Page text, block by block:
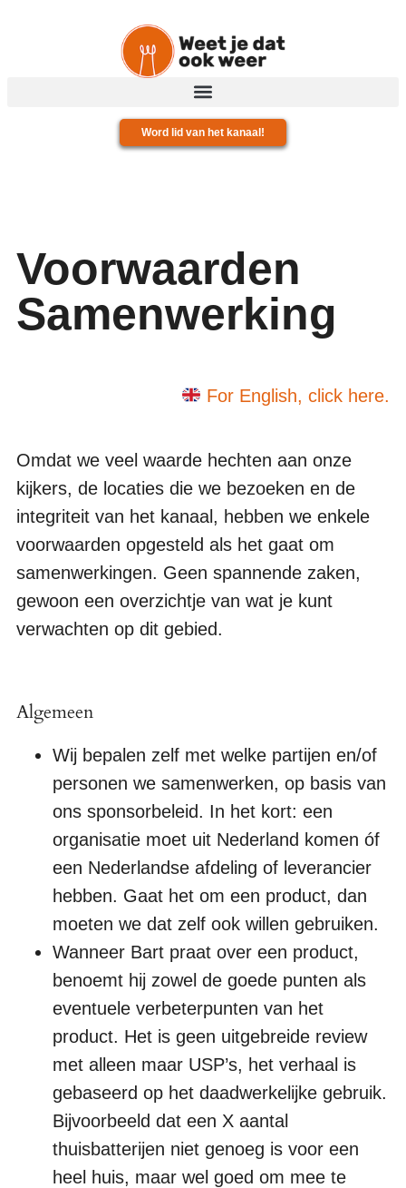
Word lid van het kanaal!
Voorwaarden
Samenwerking
For English, click here.
Omdat we veel waarde hechten aan onze
kijkers, de locaties die we bezoeken en de
integriteit van het kanaal, hebben we enkele
voorwaarden opgesteld als het gaat om
samenwerkingen. Geen spannende zaken,
gewoon een overzichtje van wat je kunt
verwachten op dit gebied.
Algemeen
Wij bepalen zelf met welke partijen en/of
personen we samenwerken, op basis van
ons sponsorbeleid. In het kort: een
organisatie moet uit Nederland komen óf
een Nederlandse afdeling of leverancier
hebben. Gaat het om een product, dan
moeten we dat zelf ook willen gebruiken.
Wanneer Bart praat over een product,
benoemt hij zowel de goede punten als
eventuele verbeterpunten van het
product. Het is geen uitgebreide review
met alleen maar USP’s, het verhaal is
gebaseerd op het daadwerkelijke gebruik.
Bijvoorbeeld dat een X aantal
thuisbatterijen niet genoeg is voor een
heel huis, maar wel goed om mee te